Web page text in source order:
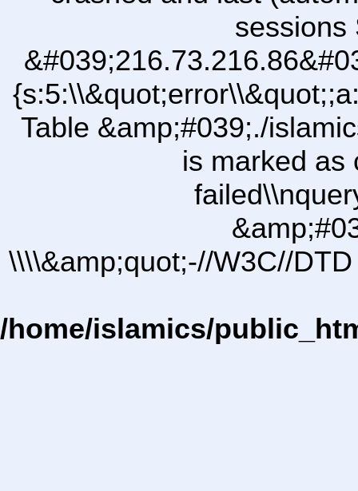
sessions
Table &amp;#039;./
is marked as
\\\\&amp;quot;-//W3C//
/home/islamics/